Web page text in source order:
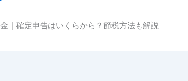
｜確定申告はいくらから？節税方法も解説